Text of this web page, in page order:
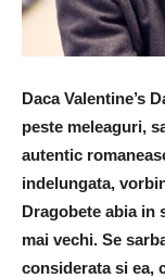
Daca Valentine’s
peste meleaguri,
autentic
indelungata,
Dragobete abia in
mai vechi. Se
considerata si ea,